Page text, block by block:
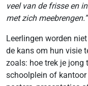
veel van de frisse en
met zich meebrengen.”
Leerlingen worden
de kans om hun visie
zoals: hoe trek je jong
schoolplein of kantoor